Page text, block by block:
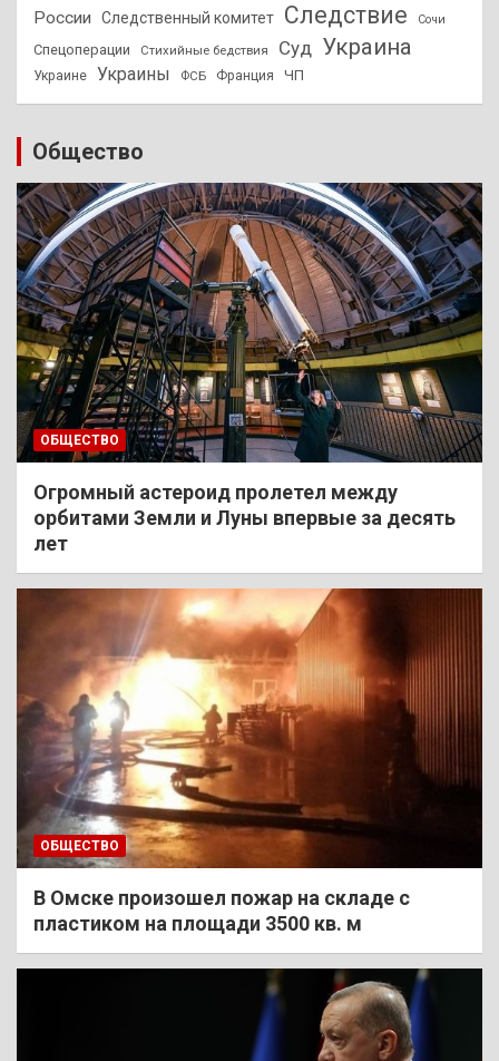
России
Следственный комитет Следствие Сочи
Спецоперации Стихийные бедствия Суд Украина
Украине Украины ФСБ Франция ЧП
Общество
ОБЩЕСТВО
Огромный астероид пролетел между
орбитами Земли и Луны впервые за десять
лет
ОБЩЕСТВО
В Омске произошел пожар на складе с
пластиком на площади 3500 кв. м